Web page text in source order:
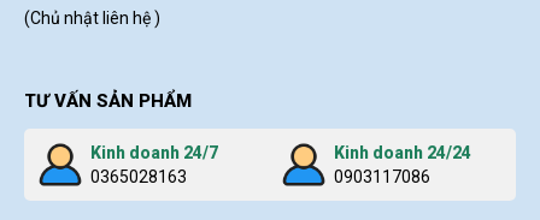
(Chủ nhật liên hệ )
TƯ VẤN SẢN PHẨM
Kinh doanh 24/7
0365028163
Kinh doanh 24/24
0903117086